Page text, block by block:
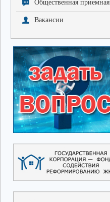
Общественная приемная
Вакансии